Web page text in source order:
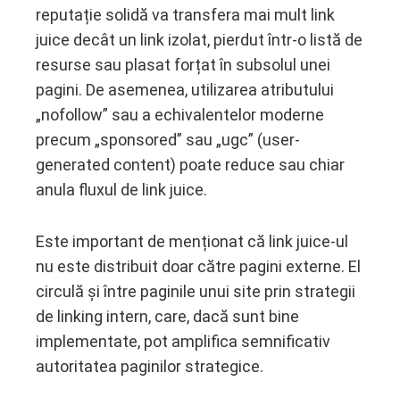
reputație solidă va transfera mai mult link
juice decât un link izolat, pierdut într-o listă de
resurse sau plasat forțat în subsolul unei
pagini. De asemenea, utilizarea atributului
„nofollow” sau a echivalentelor moderne
precum „sponsored” sau „ugc” (user-
generated content) poate reduce sau chiar
anula fluxul de link juice.
Este important de menționat că link juice-ul
nu este distribuit doar către pagini externe. El
circulă și între paginile unui site prin strategii
de linking intern, care, dacă sunt bine
implementate, pot amplifica semnificativ
autoritatea paginilor strategice.